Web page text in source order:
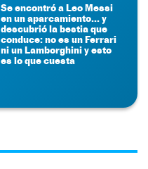
Se encontró a Leo Messi
en un aparcamiento... y
descubrió la bestia que
conduce: no es un Ferrari
ni un Lamborghini y esto
es lo que cuesta